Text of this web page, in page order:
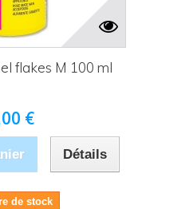
flakes M 100 ml
€
Détails
de stock